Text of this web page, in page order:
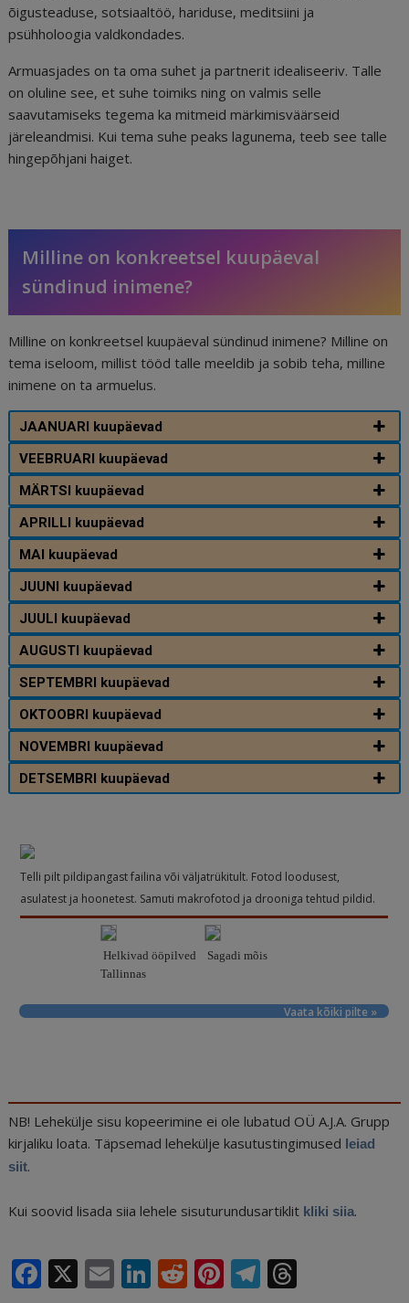
õigusteaduse, sotsiaaltöö, hariduse, meditsiini ja
psühholoogia valdkondades.
Armuasjades on ta oma suhet ja partnerit idealiseeriv. Talle
on oluline see, et suhe toimiks ning on valmis selle
saavutamiseks tegema ka mitmeid märkimisväärseid
järeleandmisi. Kui tema suhe peaks lagunema, teeb see talle
hingepõhjani haiget.
Milline on konkreetsel kuupäeval
sündinud inimene?
Milline on konkreetsel kuupäeval sündinud inimene? Milline on
tema iseloom, millist tööd talle meeldib ja sobib teha, milline
inimene on ta armuelus.
JAANUARI kuupäevad
VEEBRUARI kuupäevad
MÄRTSI kuupäevad
APRILLI kuupäevad
MAI kuupäevad
JUUNI kuupäevad
JUULI kuupäevad
AUGUSTI kuupäevad
SEPTEMBRI kuupäevad
OKTOOBRI kuupäevad
NOVEMBRI kuupäevad
DETSEMBRI kuupäevad
Telli pilt pildipangast failina või väljatrükitult. Fotod loodusest,
asulatest ja hoonetest. Samuti makrofotod ja drooniga tehtud pildid.
Helkivad ööpilved
Tallinnas
Sagadi mõis
Vaata kõiki pilte »
NB! Lehekülje sisu kopeerimine ei ole lubatud OÜ A.J.A. Grupp
kirjaliku loata. Täpsemad lehekülje kasutustingimused leiad
siit.
Kui soovid lisada siia lehele sisuturundusartiklit kliki siia.
F X E Li R Pi T